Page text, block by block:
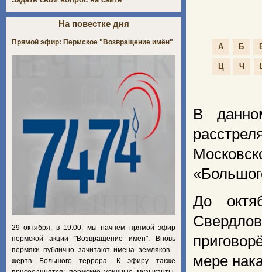
А Б
Ц Ч
В
До
мере
На повестке дня
Прямой эфир: Пермское "Возвращение имён"
29 октября, в 19:00, мы начнём прямой эфир
пермской акции "Возвращение имён". Вновь
пермяки публично зачитают имена земляков -
жертв Большого террора. К эфиру также